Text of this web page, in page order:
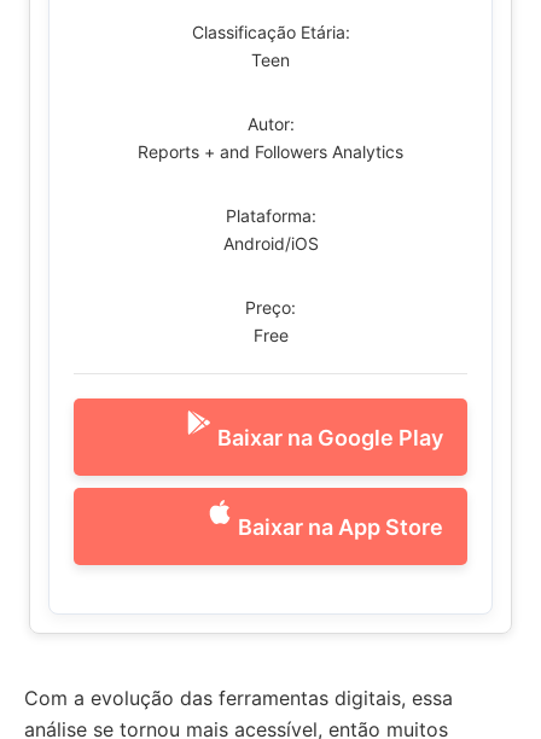
Classificação Etária:
Teen
Autor:
Reports + and Followers Analytics
Plataforma:
Android/iOS
Preço:
Free
Baixar na Google Play
Baixar na App Store
Com a evolução das ferramentas digitais, essa
análise se tornou mais acessível, então muitos